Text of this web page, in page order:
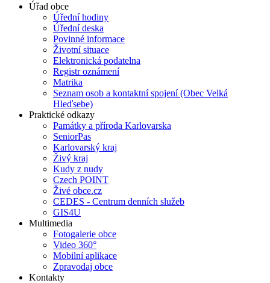
Úřad obce
Úřední hodiny
Úřední deska
Povinné informace
Životní situace
Elektronická podatelna
Registr oznámení
Matrika
Seznam osob a kontaktní spojení (Obec Velká
Hleďsebe)
Praktické odkazy
Památky a příroda Karlovarska
SeniorPas
Karlovarský kraj
Živý kraj
Kudy z nudy
Czech POINT
Živé obce.cz
CEDES - Centrum denních služeb
GIS4U
Multimedia
Fotogalerie obce
Video 360°
Mobilní aplikace
Zpravodaj obce
Kontakty